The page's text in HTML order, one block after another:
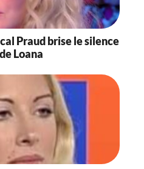
Praud brise le silence
Loana